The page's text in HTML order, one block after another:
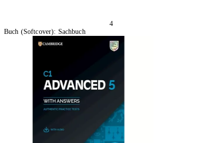
4
Buch (Softcover): Sachbuch